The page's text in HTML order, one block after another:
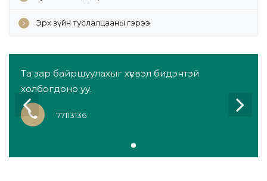
Эрх зүйн туслалцааны гэрээ
Та зар байршуулахыг хүсвэл бидэнтэй
холбогдоно уу.
77113136